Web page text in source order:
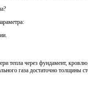
тепла через фундамент,
газа достаточно толщины